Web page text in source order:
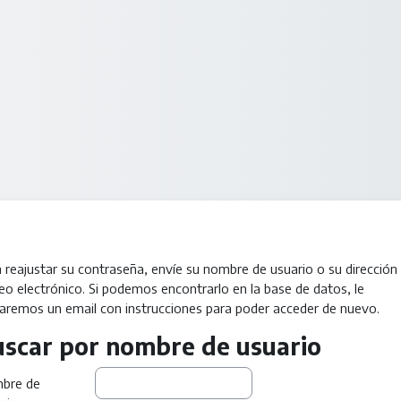
reajustar su contraseña, envíe su nombre de usuario o su dirección
electrónico. Si podemos encontrarlo en la base de datos, le
un email con instrucciones para poder acceder de nuevo.
por nombre de usuario
por nombre de usuario
de